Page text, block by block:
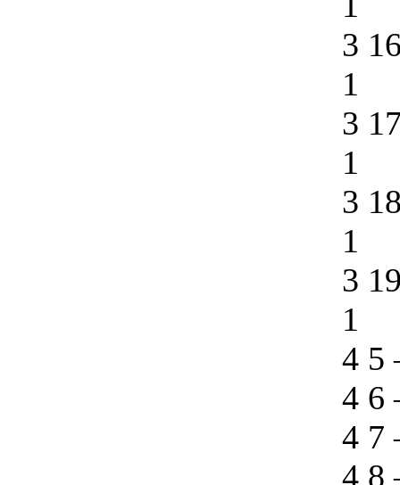
3
1
3
1
3
1
3
1
4 5
4 6
4 7
4 8